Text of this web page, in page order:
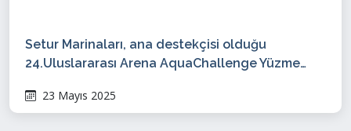
Setur Marinaları, ana destekçisi olduğu
24.Uluslararası Arena AquaChallenge Yüzme
23 Mayıs 2025